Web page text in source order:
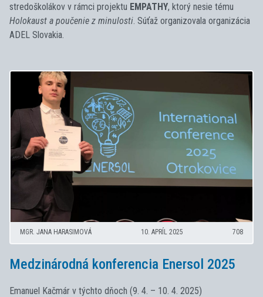
stredoškolákov v rámci projektu EMPATHY, ktorý nesie tému
Holokaust a poučenie z minulosti . Súťaž organizovala organizácia
ADEL Slovakia.
Medzinárodná konferencia Enersol 2025
MGR. JANA HARASIMOVÁ 10. APRÍL 2025 708
Emanuel Kačmár v týchto dňoch (9. 4. – 10. 4. 2025)